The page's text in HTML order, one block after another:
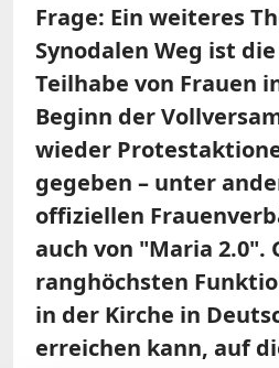
Frage: Ein weiteres
Synodalen Weg ist
Teilhabe von Frauen
Beginn der
wieder
gegeben – unter
offiziellen
auch von "Maria 2.0".
ranghöchsten
in der Kirche in
erreichen kann, auf